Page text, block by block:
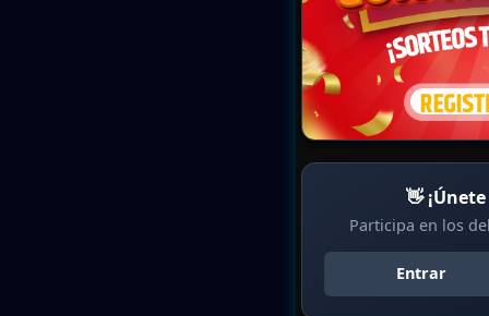
👋
Participa en los
Entrar